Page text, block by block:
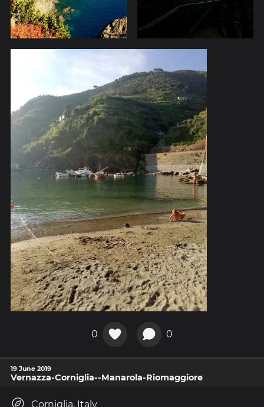
0 0
19 June 2019
Vernazza-Corniglia--Manarola-Riomaggiore
Corniglia, Italy